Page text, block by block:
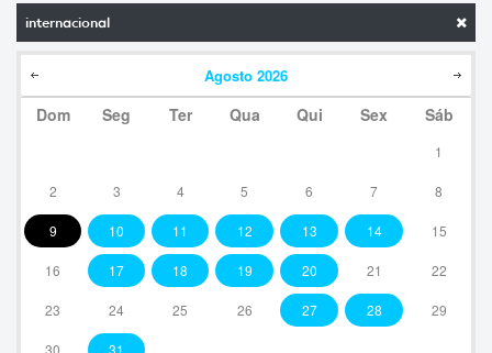
internacional
Agosto 2026
Dom Seg Ter Qua Qui Sex Sáb
1
2 3 4 5 6 7 8
9 10 11 12 13 14 15
16 17 18 19 20 21 22
23 24 25 26 27 28 29
30 31